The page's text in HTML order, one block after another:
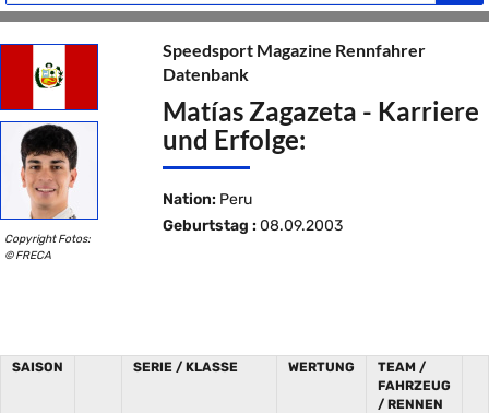
Copyright Fotos:
© FRECA
Speedsport Magazine Rennfahrer
Datenbank
Matías Zagazeta - Karriere
und Erfolge:
Nation: Peru
Geburtstag : 08.09.2003
SAISON SERIE / KLASSE WERTUNG
TEAM /
FAHRZEUG
/ RENNEN